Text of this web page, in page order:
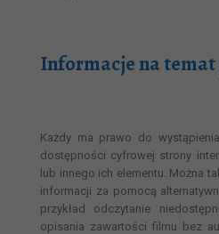
Informacje na
Każdy ma prawo do
dostępności cyfrowej strony
lub innego ich elementu. Można
informacji za pomocą
przykład odczytanie
opisania zawartości filmu bez